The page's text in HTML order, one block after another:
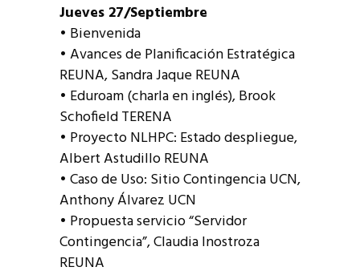
Jueves 27/Septiembre
• Bienvenida
• Avances de Planificación Estratégica
REUNA, Sandra Jaque REUNA
• Eduroam (charla en inglés), Brook
Schofield TERENA
• Proyecto NLHPC: Estado despliegue,
Albert Astudillo REUNA
• Caso de Uso: Sitio Contingencia UCN,
Anthony Álvarez UCN
• Propuesta servicio “Servidor
Contingencia”, Claudia Inostroza
REUNA